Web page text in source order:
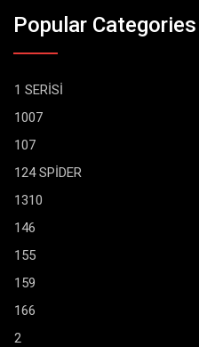
Popular Categories
1 SERİSİ
1007
107
124 SPİDER
1310
146
155
159
166
2